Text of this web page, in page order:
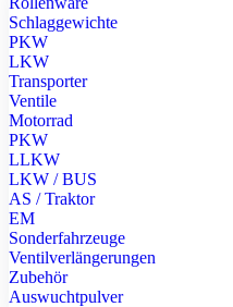
Schlaggewichte
PKW
LKW
Transporter
Ventile
Motorrad
PKW
LLKW
LKW / BUS
AS / Traktor
EM
Sonderfahrzeuge
Ventilverlängerungen
Zubehör
Auswuchtpulver